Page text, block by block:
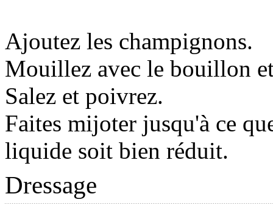
Ajoutez les champignons.
Mouillez avec le bouillon
Salez et poivrez.
Faites mijoter jusqu'à ce
liquide soit bien réduit.
Dressage